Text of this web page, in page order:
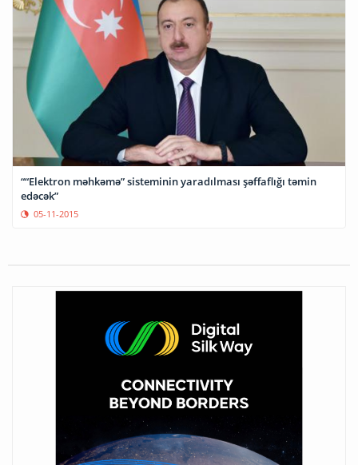
““Elektron məhkəmə” sisteminin yaradılması şəffaflığı təmin
edəcək”
05-11-2015